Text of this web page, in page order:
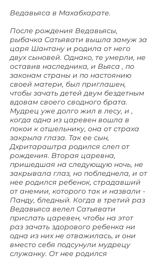
Ведавьяса в Махабхарате.
После рождения Ведавьясы,
рыбачка Сатьявати вышла замуж за
царя Шантану и родила от него
двух сыновей. Однако, те умерли, не
оставив наследника, и Вьяса , по
законам страны и по настоянию
своей матери, был приглашен,
чтобы зачать детей двум бездетным
вдовам своего сводного брата.
Мудрец уже долго жил в лесу, и ,
когда одна из царевен вошла в
покои к отшельнику, она от страха
закрыла глаза. Так ее сын,
Дхритараштра родился слеп от
рождения. Вторая царевна,
пришедшая на следующую ночь, не
закрывала глаз, но побледнела, и от
нее родился ребенок, страдавший
от анемии, которого так и назвали -
Панду, бледный. Когда в третий раз
Ведавьяса велел Сатьявати
прислать царевен, чтобы на этот
раз зачать здорового ребенка ни
одна из них не отважилась, и они
вместо себя подсунули мудрецу
служанку. От нее родился